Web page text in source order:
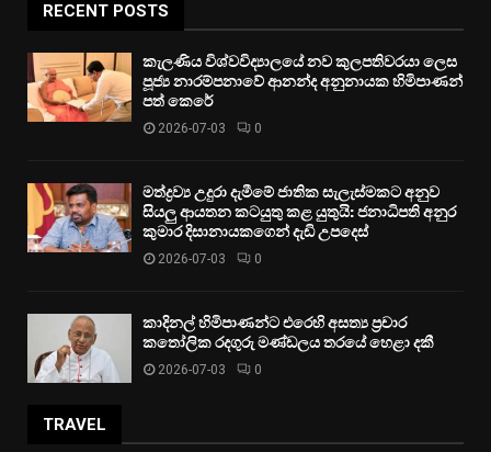
RECENT POSTS
කැලණිය විශ්වවිද්‍යාලයේ නව කුලපතිවරයා ලෙස
පූජ්‍ය නාරම්පනාවේ ආනන්ද අනුනායක හිමිපාණන්
පත් කෙරේ
2026-07-03 0
මත්ද්‍රව්‍ය උදුරා දැමීමේ ජාතික සැලැස්මකට අනුව
සියලු ආයතන කටයුතු කළ යුතුයි: ජනාධිපති අනුර
කුමාර දිසානායකගෙන් දැඩි උපදෙස්
2026-07-03 0
කාදිනල් හිමිපාණන්ට එරෙහි අසත්‍ය ප්‍රචාර
කතෝලික රදගුරු මණ්ඩලය තරයේ හෙළා දකී
2026-07-03 0
TRAVEL